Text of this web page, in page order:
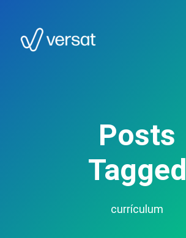
Posts
Tagged
currículum